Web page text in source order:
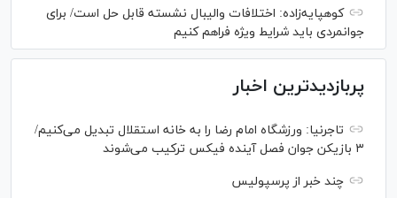
کوهپایه‌زاده: اختلافات والیبال نشسته قابل حل است/ برای
جوانمردی باید شرایط ویژه فراهم کنیم
پربازدیدترین اخبار
تاجرنیا: ورزشگاه امام رضا را به خانه استقلال تبدیل می‌کنیم/
۳ بازیکن جوان فصل آینده فیکس ترکیب می‌شوند
چند خبر از پرسپولیس